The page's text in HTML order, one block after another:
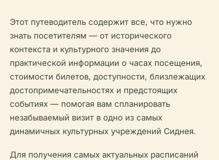
Этот путеводитель содержит все, что нужно
знать посетителям — от исторического
контекста и культурного значения до
практической информации о часах посещения,
стоимости билетов, доступности, близлежащих
достопримечательностях и предстоящих
событиях — помогая вам спланировать
незабываемый визит в одно из самых
динамичных культурных учреждений Сиднея.
Для получения самых актуальных расписаний